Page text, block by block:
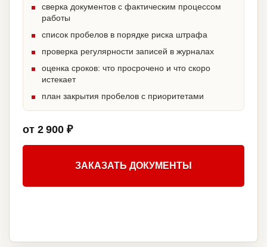
сверка документов с фактическим процессом
работы
список пробелов в порядке риска штрафа
проверка регулярности записей в журналах
оценка сроков: что просрочено и что скоро
истекает
план закрытия пробелов с приоритетами
от 2 900 ₽
ЗАКАЗАТЬ ДОКУМЕНТЫ